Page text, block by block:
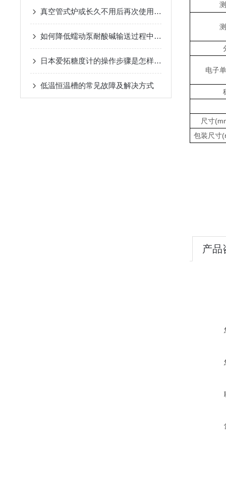
真空管式炉或长久不用后再次使用的注意事项与方法
如何降低蠕动泵耐酸碱输送过程中的脉冲？
日本爱拓糖度计的操作步骤是怎样的？
低温恒温槽的常见故障及解决方式
电子
尺寸(
包装尺寸(
产品